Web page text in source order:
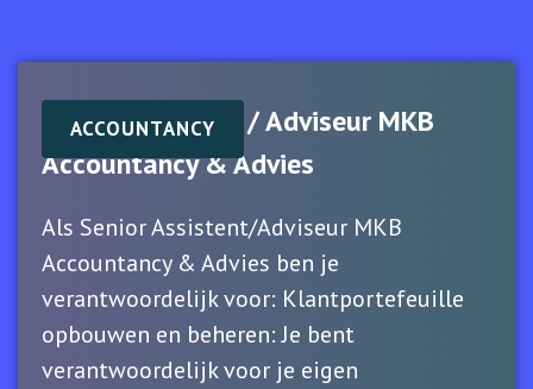
ACCOUNTANCY
Senior Assistent / Adviseur MKB
Accountancy & Advies
Als Senior Assistent/Adviseur MKB
Accountancy & Advies ben je
verantwoordelijk voor: Klantportefeuille
opbouwen en beheren: Je bent
verantwoordelijk voor je eigen